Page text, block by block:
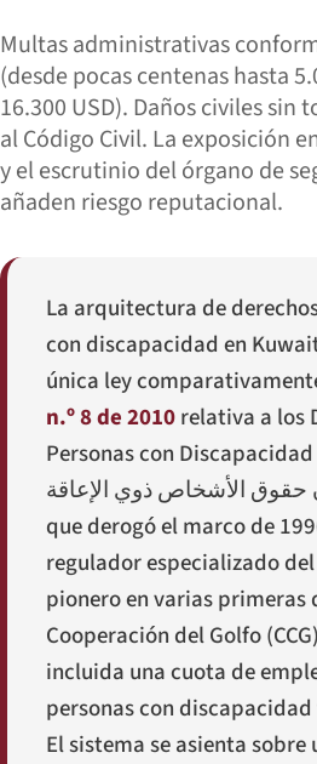
Multas administrativas
(desde pocas centenas hasta
16.300 USD). Daños civiles
al Código Civil. La exposición
y el escrutinio del órgano de
añaden riesgo reputacional.
La arquitectura de
con discapacidad en
única ley
n.º 8 de 2010relativa a los
Personas con Discapacidad
que derogó el marco de
regulador especializado
pionero en varias primeras
Cooperación del Golfo
incluida una cuota de
personas con
El sistema se asienta sobre